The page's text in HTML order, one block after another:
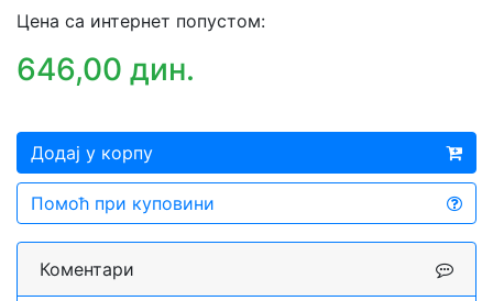
Цена са интернет попустом:
646,00 дин.
Додај у корпу
Помоћ при куповини
Коментари